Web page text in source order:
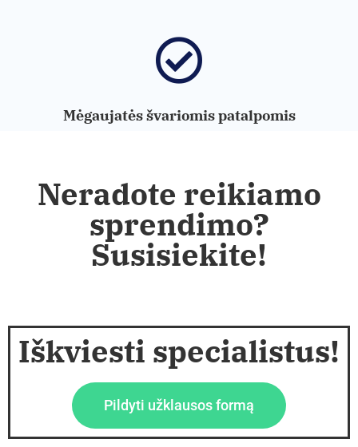
Mėgaujatės švariomis patalpomis
Neradote reikiamo
sprendimo?
Susisiekite!
Iškviesti specialistus!
Pildyti užklausos formą